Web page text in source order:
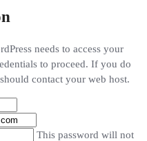
needs to access your
to proceed. If you do
contact your web host.
This password will not